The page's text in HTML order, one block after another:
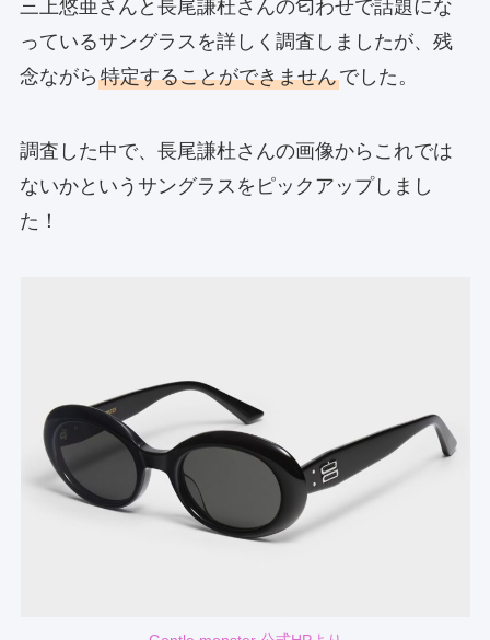
三上悠亜さんと長尾謙杜さんの匂わせで話題にな
っているサングラスを詳しく調査しましたが、残
念ながら 特定することができませんでした。
調査した中で、長尾謙杜さんの画像からこれでは
ないかというサングラスをピックアップしまし
た！